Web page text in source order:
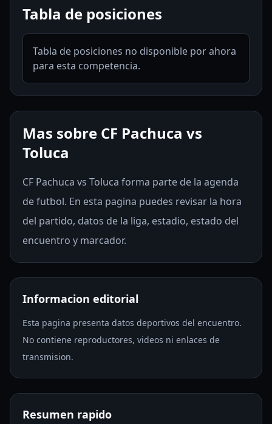
Tabla de posiciones
Tabla de posiciones no disponible por ahora
para esta competencia.
Mas sobre CF Pachuca vs
Toluca
CF Pachuca vs Toluca forma parte de la agenda
de futbol. En esta pagina puedes revisar la hora
del partido, datos de la liga, estadio, estado del
encuentro y marcador.
Informacion editorial
Esta pagina presenta datos deportivos del encuentro.
No contiene reproductores, videos ni enlaces de
transmision.
Resumen rapido